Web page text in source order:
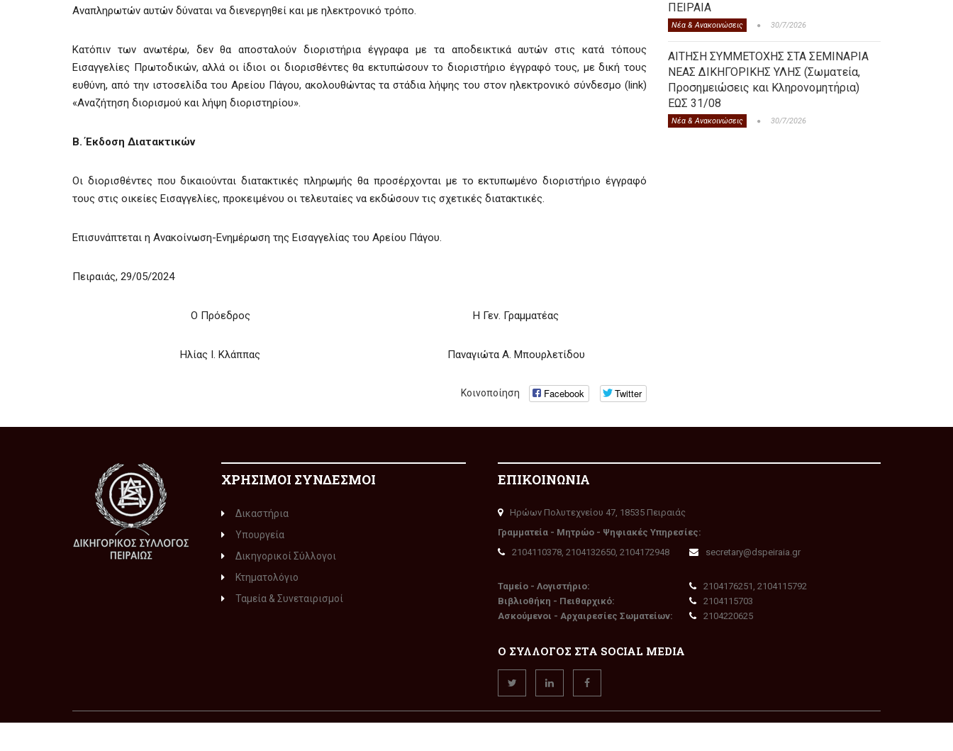
Αναπληρωτών αυτών δύναται να διενεργηθεί και με ηλεκτρονικό τρόπο.
Κατόπιν των ανωτέρω, δεν θα αποσταλούν διοριστήρια έγγραφα με τα αποδεικτικά αυτών στις κατά τόπους
Εισαγγελίες Πρωτοδικών, αλλά οι ίδιοι οι διορισθέντες θα εκτυπώσουν το διοριστήριο έγγραφό τους, με δική τους
ευθύνη, από την ιστοσελίδα του Αρείου Πάγου, ακολουθώντας τα στάδια λήψης του στον ηλεκτρονικό σύνδεσμο (link)
«Αναζήτηση διορισμού και λήψη διοριστηρίου».
Β. Έκδοση Διατακτικών
Οι διορισθέντες που δικαιούνται διατακτικές πληρωμής θα προσέρχονται με το εκτυπωμένο διοριστήριο έγγραφό
τους στις οικείες Εισαγγελίες, προκειμένου οι τελευταίες να εκδώσουν τις σχετικές διατακτικές.
Επισυνάπτεται η Ανακοίνωση-Ενημέρωση της Εισαγγελίας του Αρείου Πάγου.
Πειραιάς, 29/05/2024
Ο Πρόεδρος Η Γεν. Γραμματέας
Ηλίας Ι. Κλάππας Παναγιώτα Α. Μπουρλετίδου
Κοινοποίηση Facebook Twitter
ΠΕΙΡΑΙΑ
Νέα & Ανακοινώσεις 30/7/2026
ΑΙΤΗΣΗ ΣΥΜΜΕΤΟΧΗΣ ΣΤΑ ΣΕΜΙΝΑΡΙΑ
ΝΕΑΣ ΔΙΚΗΓΟΡΙΚΗΣ ΥΛΗΣ (Σωματεία,
Προσημειώσεις και Κληρονομητήρια)
ΕΩΣ 31/08
Νέα & Ανακοινώσεις 30/7/2026
ΧΡΗΣΙΜΟΙ ΣΥΝΔΕΣΜΟΙ
Δικαστήρια
Υπουργεία
Δικηγορικοί Σύλλογοι
Κτηματολόγιο
Ταμεία & Συνεταιρισμοί
ΕΠΙΚΟΙΝΩΝΙΑ
Ηρώων Πολυτεχνείου 47, 18535 Πειραιάς
Γραμματεία - Μητρώο - Ψηφιακές Υπηρεσίες:
2104110378, 2104132650, 2104172948
secretary@dspeiraia.gr
Ταμείο - Λογιστήριο:
2104176251, 2104115792
Βιβλιοθήκη - Πειθαρχικό:
2104115703
Ασκούμενοι - Αρχαιρεσίες Σωματείων:
2104220625
Ο ΣΥΛΛΟΓΟΣ ΣΤΑ SOCIAL MEDIA